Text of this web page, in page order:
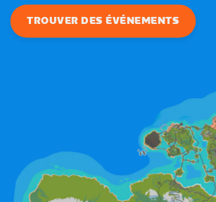
TROUVER DES ÉVÉNEMENTS